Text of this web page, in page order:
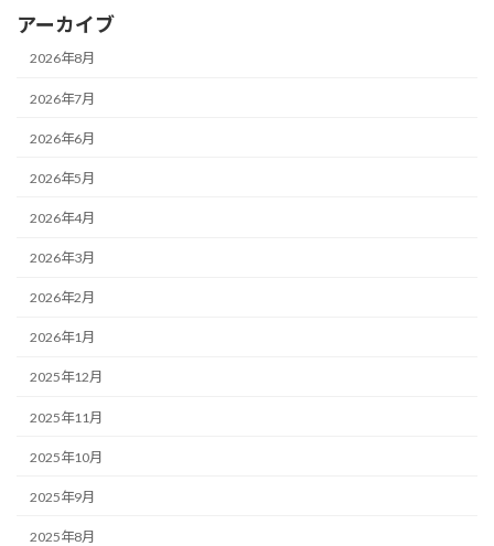
アーカイブ
2026年8月
2026年7月
2026年6月
2026年5月
2026年4月
2026年3月
2026年2月
2026年1月
2025年12月
2025年11月
2025年10月
2025年9月
2025年8月